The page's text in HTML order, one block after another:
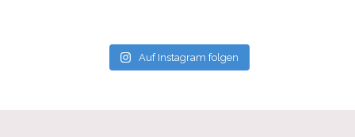
Auf Instagram folgen